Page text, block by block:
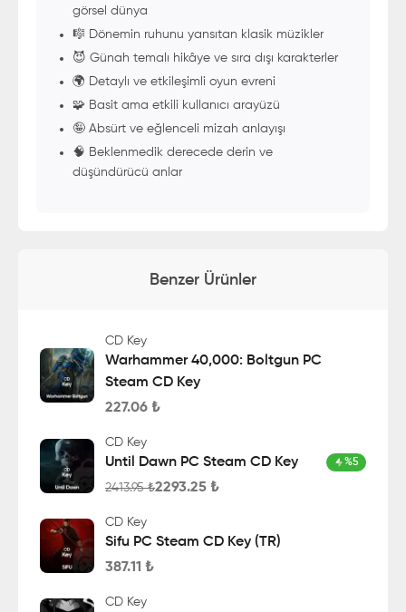
görsel dünya
🎼 Dönemin ruhunu yansıtan klasik müzikler
😈 Günah temalı hikâye ve sıra dışı karakterler
🌍 Detaylı ve etkileşimli oyun evreni
🧩 Basit ama etkili kullanıcı arayüzü
🤪 Absürt ve eğlenceli mizah anlayışı
🧠 Beklenmedik derecede derin ve
düşündürücü anlar
Benzer Ürünler
CD Key
Warhammer 40,000: Boltgun PC
Steam CD Key
227.06 ₺
CD Key
Until Dawn PC Steam CD Key %5
2413.95₺2293.25 ₺
CD Key
Sifu PC Steam CD Key (TR)
387.11 ₺
CD Key